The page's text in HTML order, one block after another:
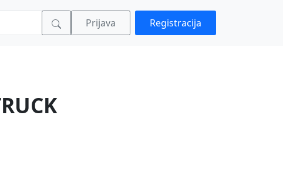
Prijava Registracija